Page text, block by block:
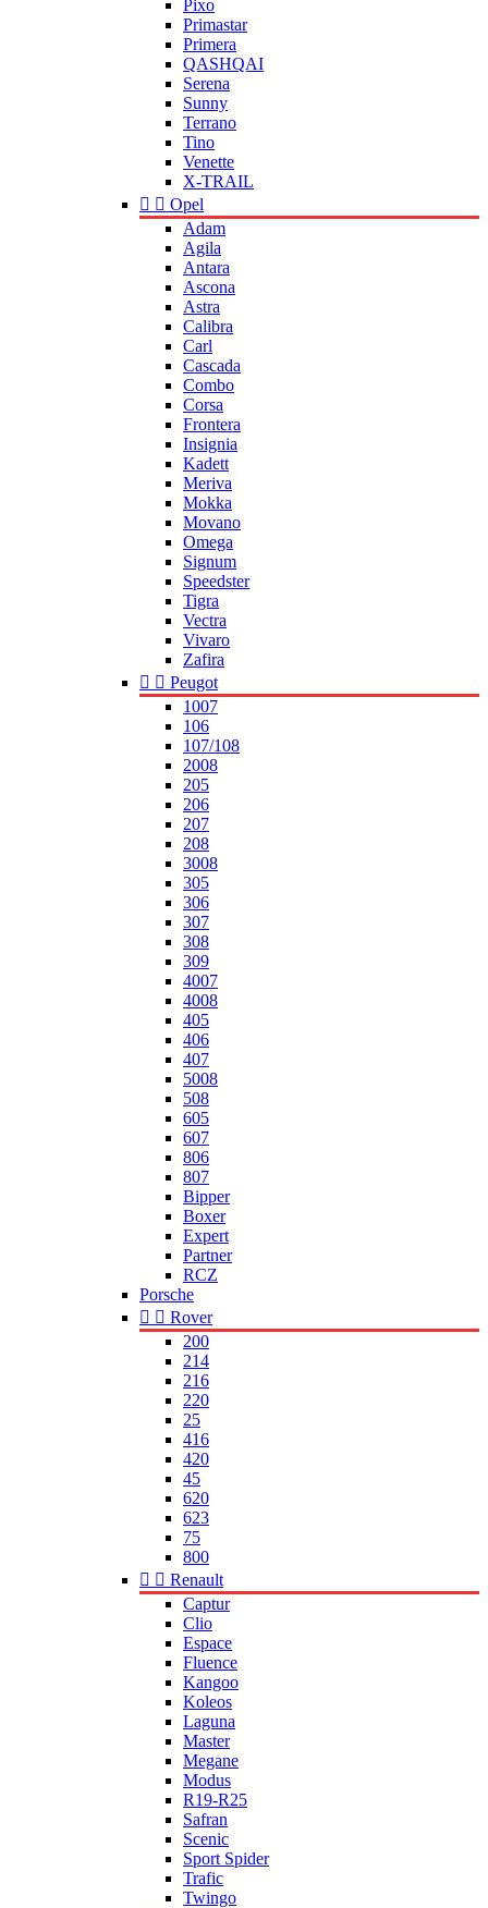
Pixo
Primastar
Primera
QASHQAI
Serena
Sunny
Terrano
Tino
Venette
X-TRAIL
  Opel
Adam
Agila
Antara
Ascona
Astra
Calibra
Carl
Cascada
Combo
Corsa
Frontera
Insignia
Kadett
Meriva
Mokka
Movano
Omega
Signum
Speedster
Tigra
Vectra
Vivaro
Zafira
  Peugot
1007
106
107/108
2008
205
206
207
208
3008
305
306
307
308
309
4007
4008
405
406
407
5008
508
605
607
806
807
Bipper
Boxer
Expert
Partner
RCZ
Porsche
  Rover
200
214
216
220
25
416
420
45
620
623
75
800
  Renault
Captur
Clio
Espace
Fluence
Kangoo
Koleos
Laguna
Master
Megane
Modus
R19-R25
Safran
Scenic
Sport Spider
Trafic
Twingo